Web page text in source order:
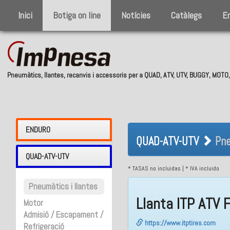
Inici Botiga on line Notícies Catàlegs
Pneumàtics, llantes, recanvis i accessoris per a QUAD, ATV, UTV, BUGGY,
ENDURO
QUAD-ATV-UTV
Pneumàtics i llantes
Motor
Admisió / Escapament /
Refrigeració
QUAD-ATV-
Ferro
QUAD-ATV-UTV
* TASAS no incluidas | * IVA incluido
Llanta ITP ATV
https://www.itptires.com